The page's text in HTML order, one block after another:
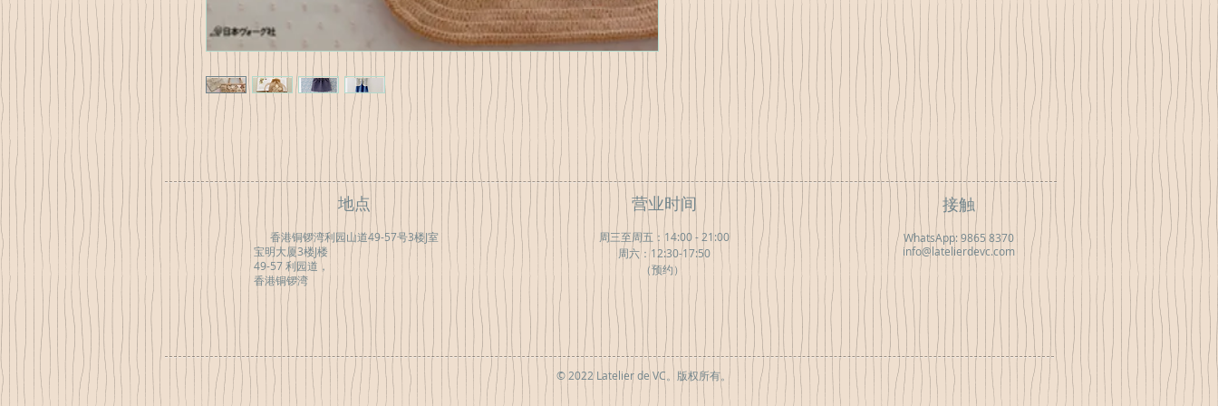
地点
香港铜锣湾利园山道49-57号3楼J室
宝明大厦3楼J楼
49-57 利园道，
香港铜锣湾
营业时间
周三至周五：14:00 - 21:00
周六：12:30-17:50
（预约）
接触
WhatsApp: 9865 8370
info@latelierdevc.com
© 2022 Latelier de VC。版权所有。